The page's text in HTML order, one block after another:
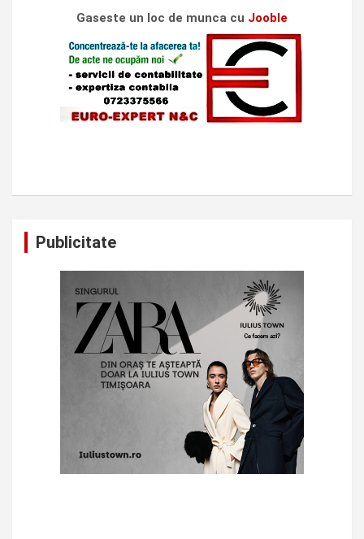
Gaseste un loc de munca cu Jooble
Publicitate